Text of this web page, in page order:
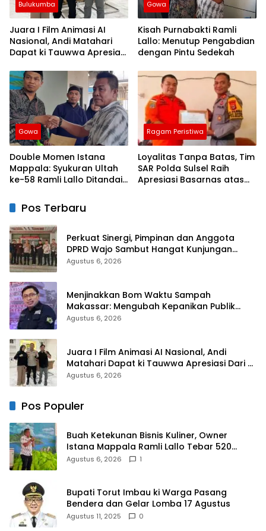
Bulukumba
Juara I Film Animasi AI
Nasional, Andi Matahari
Dapat ki Tauwwa Apresiasi
Gowa
Kisah Purnabakti Ramli
Lallo: Menutup Pengabdian
dengan Pintu Sedekah
Gowa
Double Momen Istana
Mappala: Syukuran Ultah
ke-58 Ramli Lallo Ditandai
Ibadah
Ragam Peristiwa
Loyalitas Tanpa Batas, Tim
SAR Polda Sulsel Raih
Apresiasi Basarnas atas
Pos Terbaru
Perkuat Sinergi, Pimpinan dan Anggota
DPRD Wajo Sambut Hangat Kunjungan
Silaturahmi Kapolres Wajo yang Baru
Agustus 6, 2026
Menjinakkan Bom Waktu Sampah
Makassar: Mengubah Kepanikan Publik
Menjadi Revolusi Berbasis RT
Agustus 6, 2026
Juara I Film Animasi AI Nasional, Andi
Matahari Dapat ki Tauwwa Apresiasi Dari
Kapolres Bulukumba
Agustus 6, 2026
Pos Populer
Buah Ketekunan Bisnis Kuliner, Owner
Istana Mappala Ramli Lallo Tebar 520
Paket Sembako di Gowa
Agustus 6, 2026 1
Bupati Torut Imbau ki Warga Pasang
Bendera dan Gelar Lomba 17 Agustus
Agustus 11, 2025 0